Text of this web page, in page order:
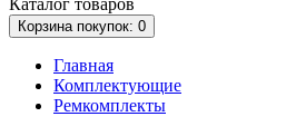
Корзина покупок: 0
Главная
Комплектующие
Ремкомплекты